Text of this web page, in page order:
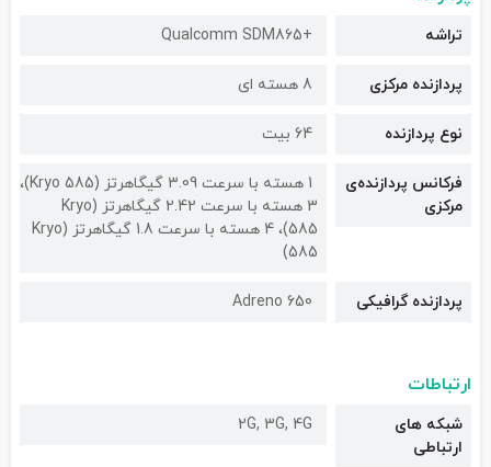
تراشه +Qualcomm SDM865
پردازنده مرکزی 8 هسته ای
نوع پردازنده 64 بیت
فرکانس پردازنده‌ی
مرکزی
1 هسته با سرعت 3.09 گیگاهرتز (Kryo 585)،
3 هسته با سرعت 2.42 گیگاهرتز (Kryo
585)، 4 هسته با سرعت 1.8 گیگاهرتز (Kryo
585)
پردازنده گرافیکی Adreno 650
ارتباطات
شبکه های
ارتباطی
2G, 3G, 4G